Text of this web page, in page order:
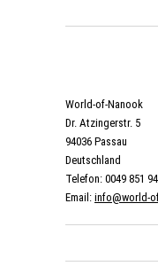
World-of-Nanook
Dr. Atzingerstr. 5
94036 Passau
Deutschland
Telefon: 0049 851
Email: info@world-